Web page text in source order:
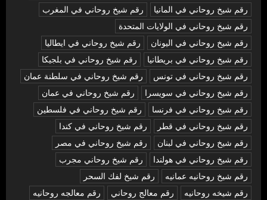
رقم شيخ روحاني في المانيا
رقم شيخ روحاني في المغرب
رقم شيخ روحاني في الولايات المتحدة
رقم شيخ روحاني في اليونان
رقم شيخ روحاني في ايطاليا
رقم شيخ روحاني في بريطانيا
رقم شيخ روحاني في بلجيكا
رقم شيخ روحاني في تونس
رقم شيخ روحاني في سلطنة عمان
رقم شيخ روحاني في سويسرا
رقم شيخ روحاني في عمان
رقم شيخ روحاني في فرنسا
رقم شيخ روحاني في فلسطين
رقم شيخ روحاني في قطر
رقم شيخ روحاني في كندا
رقم شيخ روحاني في لبنان
رقم شيخ روحاني في مصر
رقم شيخ روحاني في هولندا
رقم شيخ روحاني مجرب
رقم شيخ روحانيه عمانيه
رقم شيخ لفك السحر
رقم شيخه روحانيه
رقم معالج روحاني
رقم معالجه روحانيه